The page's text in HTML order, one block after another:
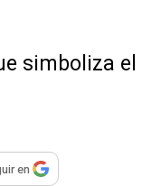
simboliza
compartir
en